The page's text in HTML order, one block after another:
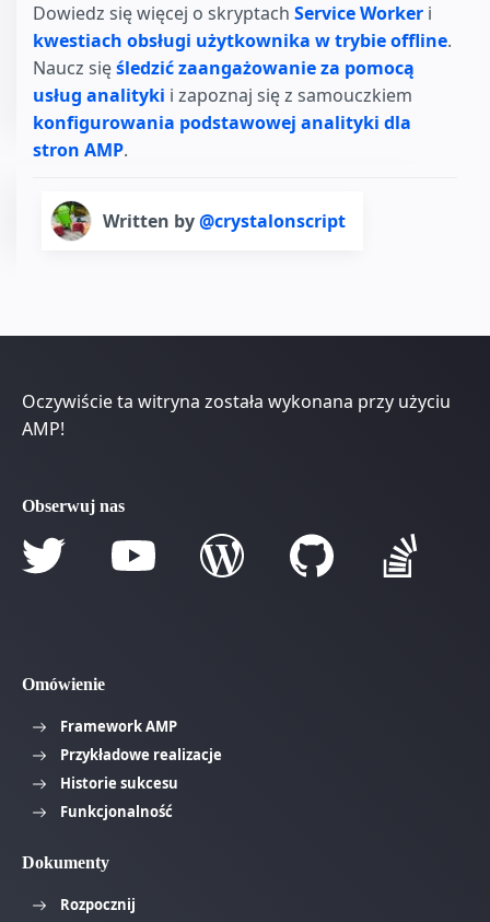
Dowiedz się więcej o skryptach Service Worker i
kwestiach obsługi użytkownika w trybie offline.
Naucz sięśledzić zaangażowanie za pomocą
usług analityki i zapoznaj się z samouczkiem
konfigurowania podstawowej analityki dla
stron AMP.
Written by@crystalonscript
Oczywiście ta witryna została wykonana przy użyciu
AMP!
Obserwuj nas
Omówienie
Framework AMP
Przykładowe realizacje
Historie sukcesu
Funkcjonalność
Dokumenty
Rozpocznij